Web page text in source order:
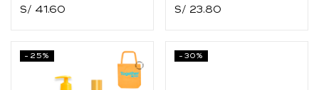
S/ 41.60
S/ 23.80
-25% -30%